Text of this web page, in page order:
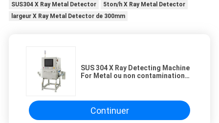
SUS304 X Ray Metal Detector
5ton/h X Ray Metal Detector
largeur X Ray Metal Detector de 300mm
SUS 304 X Ray Detecting Machine
For Metal ou non contamination
Continuer